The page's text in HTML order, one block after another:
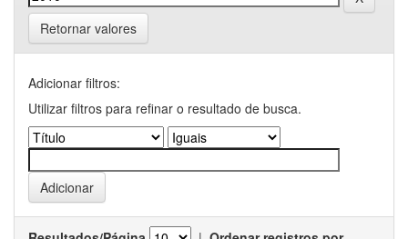
Retornar valores
Adicionar filtros:
Utilizar filtros para refinar o resultado de busca.